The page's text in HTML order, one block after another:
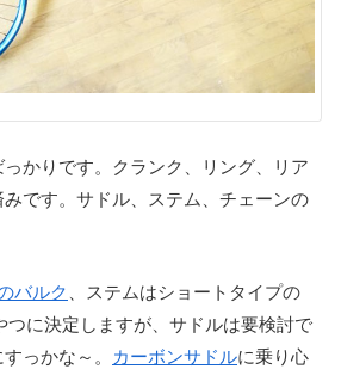
かりです。クランク、リング、リア
みです。サドル、ステム、チェーンの
バルク
、ステムはショートタイプの
つに決定しますが、サドルは要検討で
っかな～。
カーボンサドルに乗り心